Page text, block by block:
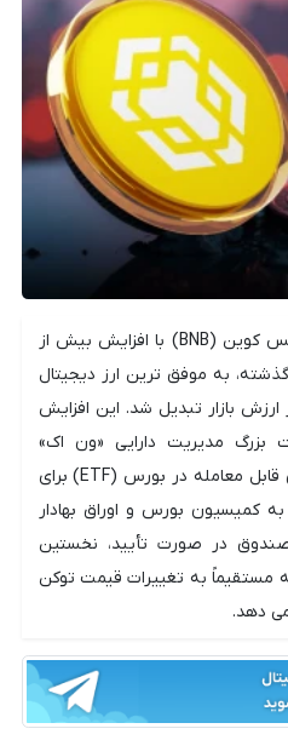
روز دوشنبه، ارز دیجیتال بایننس کوین (BNB) با افزایش بیش از
طول ۲۴ ساعت گذشته، به موفق ترین ارز دیجیتال
ارزش بازار تبدیل شد. این افزایش
مدیریت دارایی «ون اک»
درخواست تأسیس یک صندوق قابل معامله در بورس (ETF) برای
کمیسیون بورس و اوراق بهادار
صندوق در صورت تأیید، نخستین
مستقیماً به تغییرات قیمت توکن
دهد.